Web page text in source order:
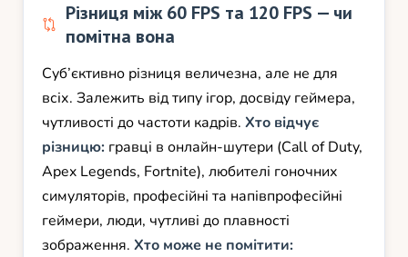
Різниця між 60 FPS та 120 FPS — чи
помітна вона
Суб’єктивно різниця величезна, але не для
всіх. Залежить від типу ігор, досвіду геймера,
чутливості до частоти кадрів. Хто відчує
різницю: гравці в онлайн-шутери (Call of Duty,
Apex Legends, Fortnite), любителі гоночних
симуляторів, професійні та напівпрофесійні
геймери, люди, чутливі до плавності
зображення. Хто може не помітити: